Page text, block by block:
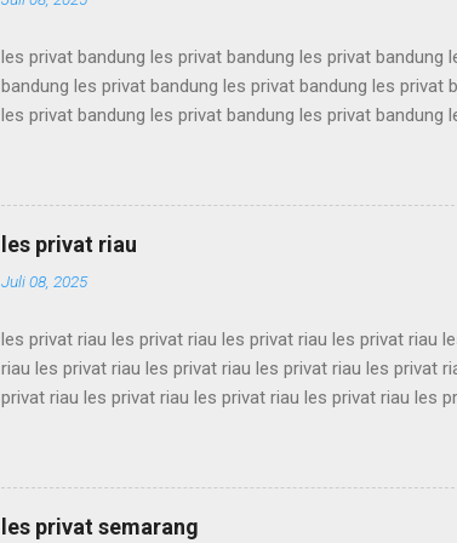
les privat bandung les privat bandung les privat
bandung les privat bandung les privat bandung les privat
les privat bandung les privat bandung les privat bandung
les privat bandung les privat bandung les privat
bandung les privat bandung les privat bandung les
les privat bandung les privat bandung les privat bandung
bandung les privat bandung les privat bandung les privat
les privat riau
Juli 08, 2025
les privat riau les privat riau les privat riau les privat riau
riau les privat riau les privat riau les privat riau les privat
privat riau les privat riau les privat riau les privat riau les
riau les privat riau les privat riau les privat riau les
privat riau les privat riau les privat riau les privat riau les
les privat riau les privat riau les privat riau les privat riau
les privat semarang